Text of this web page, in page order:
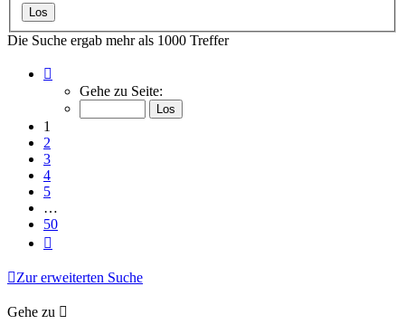
Die Suche ergab mehr als 1000 Treffer
von
Gehe zu Seite:
1
2
3
4
5
…
50
Zur erweiterten Suche
Gehe zu